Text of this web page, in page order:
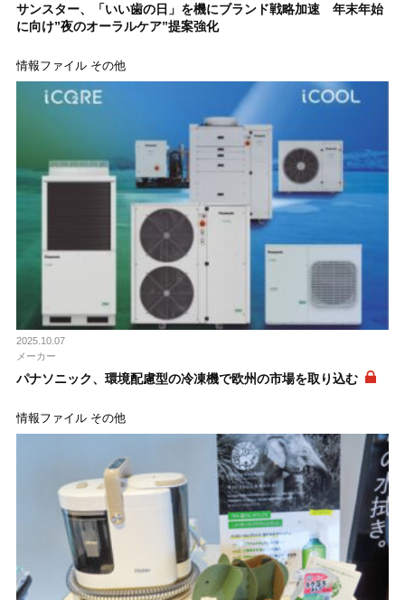
サンスター、「いい歯の日」を機にブランド戦略加速 年末年始
に向け”夜のオーラルケア”提案強化
情報ファイル その他
2025.10.07
メーカー
パナソニック、環境配慮型の冷凍機で欧州の市場を取り込む
情報ファイル その他